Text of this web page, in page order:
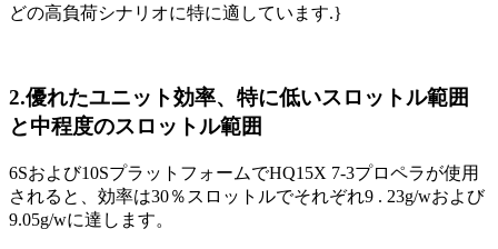
どの高負荷シナリオに特に適しています.}
2.優れたユニット効率、特に低いスロットル範囲
と中程度のスロットル範囲
6Sおよび10SプラットフォームでHQ15X 7-3プロペラが使用
されると、効率は30％スロットルでそれぞれ9 . 23g/wおよび
9.05g/wに達します。